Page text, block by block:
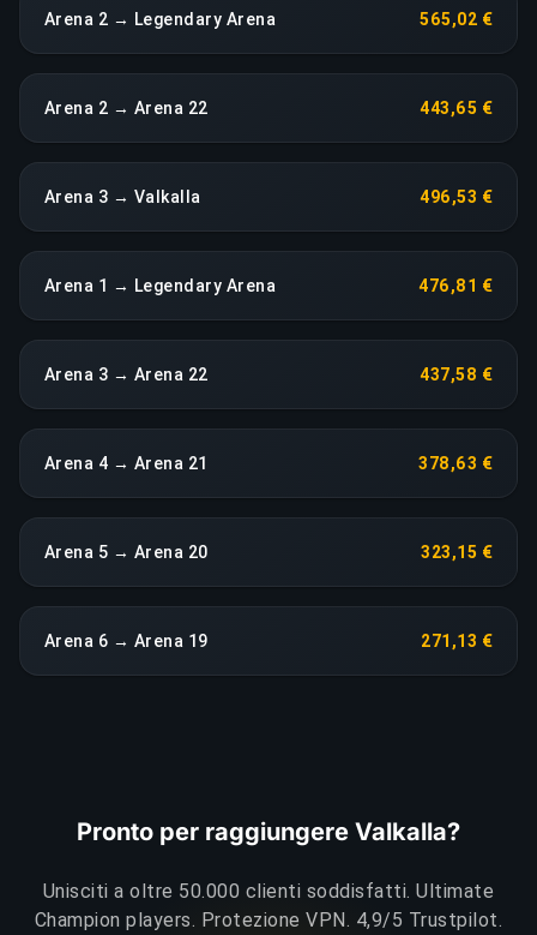
Arena 2 → Legendary Arena 565,02 €
Arena 2 → Arena 22 443,65 €
Arena 3 → Valkalla 496,53 €
Arena 1 → Legendary Arena 476,81 €
Arena 3 → Arena 22 437,58 €
Arena 4 → Arena 21 378,63 €
Arena 5 → Arena 20 323,15 €
Arena 6 → Arena 19 271,13 €
Pronto per raggiungere Valkalla?
Unisciti a oltre 50.000 clienti soddisfatti. Ultimate
Champion players. Protezione VPN. 4,9/5 Trustpilot.